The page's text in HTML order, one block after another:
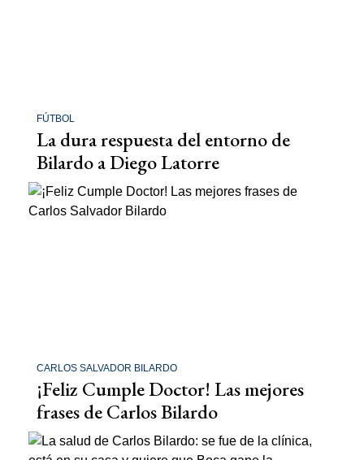
FÚTBOL
La dura respuesta del entorno de
Bilardo a Diego Latorre
CARLOS SALVADOR BILARDO
¡Feliz Cumple Doctor! Las mejores
frases de Carlos Bilardo